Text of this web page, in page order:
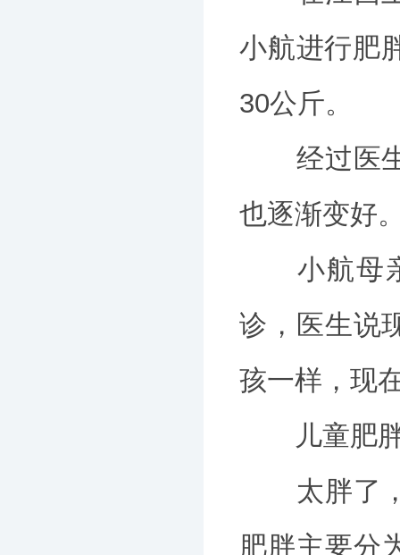
小航进行肥
30公斤。
经过医生
也逐渐变好
小航母亲
诊，医生说
孩一样，现
儿童肥胖
太胖了，
肥胖主要分